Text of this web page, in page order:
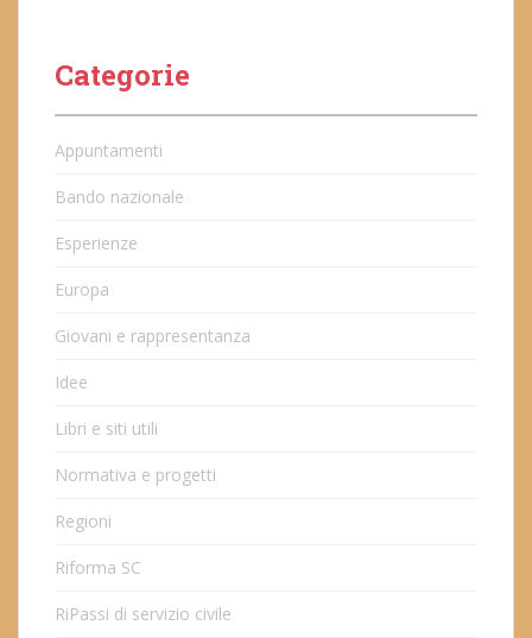
Categorie
Appuntamenti
Bando nazionale
Esperienze
Europa
Giovani e rappresentanza
Idee
Libri e siti utili
Normativa e progetti
Regioni
Riforma SC
RiPassi di servizio civile